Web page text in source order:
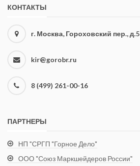
КОНТАКТЫ
г. Москва, Гороховский пер., д.5
kir@gorobr.ru
8 (499) 261-00-16
ПАРТНЕРЫ
НП "СРГП "Горное Дело"
ООО "Союз Маркшейдеров России"